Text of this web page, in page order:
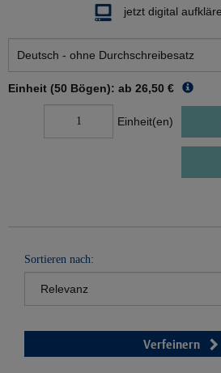
jetzt digital
Einheit (50 Bögen): ab 26,50 €
Einheit(en)
Sortieren nach:
Verfeinern